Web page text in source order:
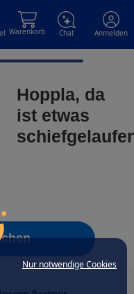
Nur notwendige Cookies
Warenkorb Chat Anmelden
Hoppla, da
ist etwas